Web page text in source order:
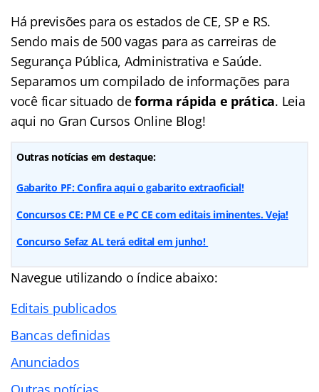
Há previsões para os estados de CE, SP e RS.
Sendo mais de 500 vagas para as carreiras de
Segurança Pública, Administrativa e Saúde.
Separamos um compilado de informações para
você ficar situado deforma rápida e prática. Leia
aqui no Gran Cursos Online Blog!
Outras notícias em destaque:
Gabarito PF: Confira aqui o gabarito extraoficial!
Concursos CE: PM CE e PC CE com editais iminentes. Veja!
Concurso Sefaz AL terá edital em junho!
Navegue utilizando o índiceabaixo:
Editais publicados
Bancas definidas
Anunciados